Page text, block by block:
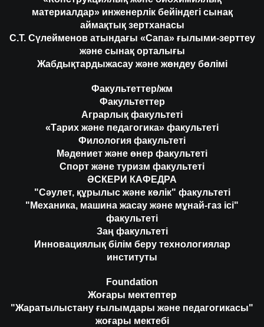
материалдар» инженерлік бейіндегі сынақ
аймақтық зертханасы
С.Т. Сүлейменов атындағы «Сапа» ғылыми-зерттеу
және сынақ орталығы
Жабдықтардыжасау және жөндеу бөлімі
Факультеттер/жм
Факультеттер
Аграрлық факультеті
«Тарих және педагогика» факультеті
Филология факультеті
Мәдениет және өнер факультеті
Спорт және туризм факультеті
ӘСКЕРИ КАФЕДРА
"Сәулет, құрылыс және көлік" факультеті
"Механика, машина жасау және мұнай-газ ісі"
факультеті
Заң факультеті
Инновациялық білім беру технологиялар
институты
Foundation
Жоғары мектептер
"Жаратылыстану ғылымдары және педагогикасы"
жоғары мектебі